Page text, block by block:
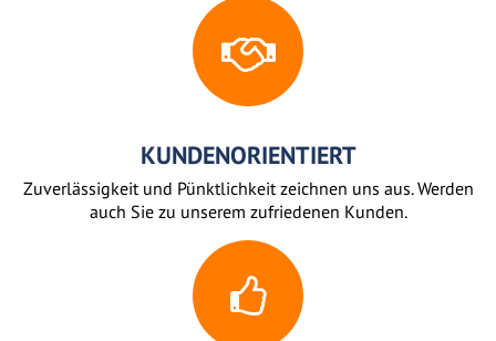
KUNDENORIENTIERT
Zuverlässigkeit und Pünktlichkeit zeichnen uns aus. Werden
auch Sie zu unserem zufriedenen Kunden.